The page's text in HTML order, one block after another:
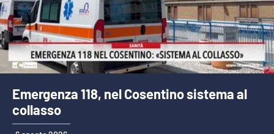
Società
Sport
Good Morning Vietnam
Emergenza 118, nel Cosentino sistema al
collasso